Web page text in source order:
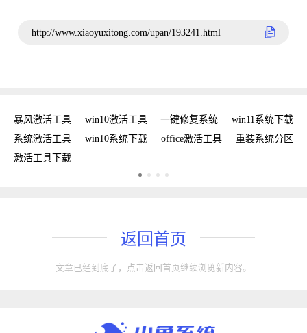
http://www.xiaoyuxitong.com/upan/193241.html
暴风激活工具 win10激活工具 一键修复系统
win11系统下载
系统激活工具
win10系统下载 office激活工具
重装系统分区
激活工具下载
返回首页
文章已经到底了，点击返回首页继续浏览新内容。